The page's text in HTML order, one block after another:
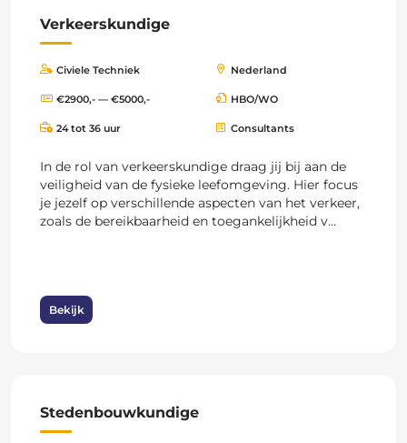
Verkeerskundige
Civiele Techniek Nederland
€2900,- — €5000,- HBO/WO
24 tot 36 uur Consultants
In de rol van verkeerskundige draag jij bij aan de
veiligheid van de fysieke leefomgeving. Hier focus
je jezelf op verschillende aspecten van het verkeer,
zoals de bereikbaarheid en toegankelijkheid v...
Bekijk
Stedenbouwkundige